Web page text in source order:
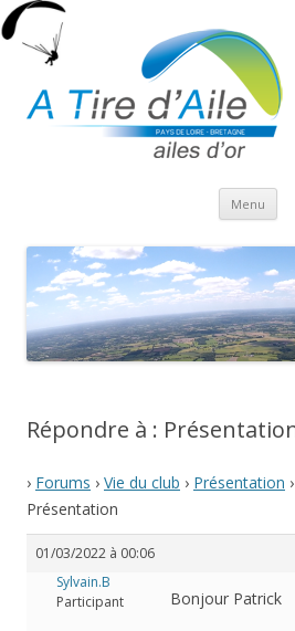
Menu
Répondre à :
› Forums › Vie du club › Présentation ›
Présentation
01/03/2022 à 00:06
Sylvain.B
Participant
Bonjour Patrick